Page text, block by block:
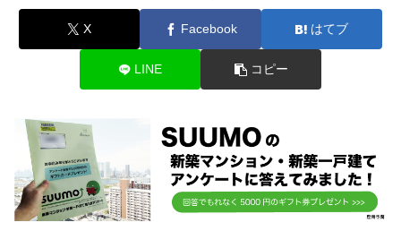
X Facebook はてブ
LINE コピー